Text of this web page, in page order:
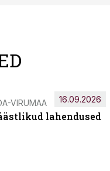
VIRUMAA
lahendused
16.09.2026